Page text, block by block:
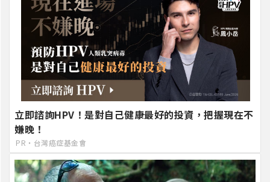
立即諮詢HPV！是對自己健康最好的投資，把握現在不
嫌晚！
PR・台灣癌症基金會